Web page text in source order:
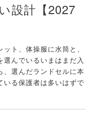
設計【2027
ト、体操服に水筒と、
んでいるいまはまだ入
選んだランドセルに本
いる保護者は多いはずで